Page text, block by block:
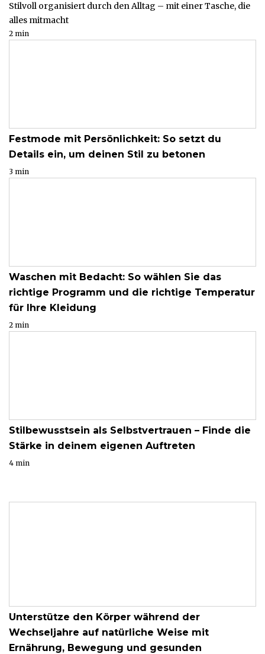
Stilvoll organisiert durch den Alltag – mit einer Tasche, die
alles mitmacht
2 min
Festmode mit Persönlichkeit: So setzt du
Details ein, um deinen Stil zu betonen
3 min
Waschen mit Bedacht: So wählen Sie das
richtige Programm und die richtige Temperatur
für Ihre Kleidung
2 min
Stilbewusstsein als Selbstvertrauen – Finde die
Stärke in deinem eigenen Auftreten
4 min
Unterstütze den Körper während der
Wechseljahre auf natürliche Weise mit
Ernährung, Bewegung und gesunden